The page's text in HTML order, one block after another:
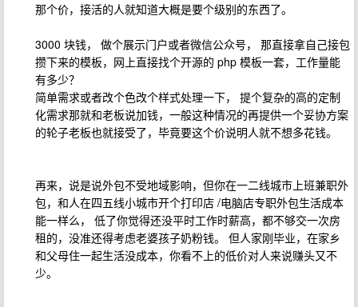
那个价，接活的人就知道大概是要个级别的东西了。
3000 块钱， 做个展示门户或者微信公众号， 那直接拿自己接包
攒下来的模板，网上直接找个开源的 php 模板一套，工作量能
有多少？
简单需求或者改个色改个样式处理一下， 提个复杂的高的定制
化需求那就和老板说加钱，一般这种情况的再提供一个妥协方案
的轮子老板也就接受了，毕竟要这个价说明人就不想多花钱。
再来，说是说外包不受地域影响，但你在一二线城市上班兼职外
包，和人在四五线小城市开个打印店 /电脑店专职外包生活成本
能一样么， 低了你觉得还没平时工作时薪高，都不够交一次房
租的，没准还得考虑老婆孩子奶粉钱。 但人家刚毕业，在家乡
和父母住一起生活没成本，你看不上的低价对人来说赚头又不
少。